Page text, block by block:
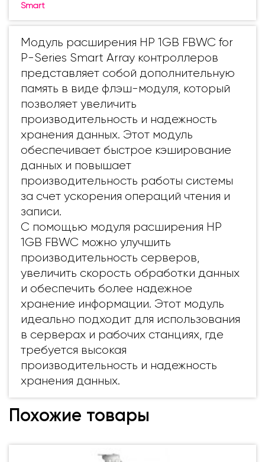
Smart
Модуль расширения HP 1GB FBWC for
P-Series Smart Array контроллеров
представляет собой дополнительную
память в виде флэш-модуля, который
позволяет увеличить
производительность и надежность
хранения данных. Этот модуль
обеспечивает быстрое кэширование
данных и повышает
производительность работы системы
за счет ускорения операций чтения и
записи.
С помощью модуля расширения HP
1GB FBWC можно улучшить
производительность серверов,
увеличить скорость обработки данных
и обеспечить более надежное
хранение информации. Этот модуль
идеально подходит для использования
в серверах и рабочих станциях, где
требуется высокая
производительность и надежность
хранения данных.
Похожие товары